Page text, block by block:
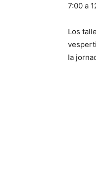
7:00 a
Los
la